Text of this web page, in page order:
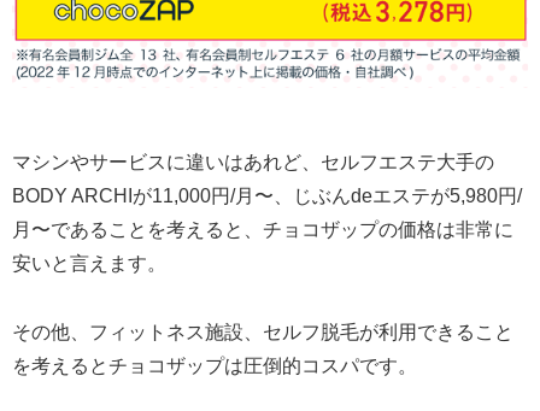
マシンやサービスに違いはあれど、セルフエステ大手の
BODY ARCHIが11,000円/月〜、じぶんdeエステが5,980円/
月〜であることを考えると、チョコザップの価格は非常に
安いと言えます。
その他、フィットネス施設、セルフ脱毛が利用できること
を考えるとチョコザップは圧倒的コスパです。